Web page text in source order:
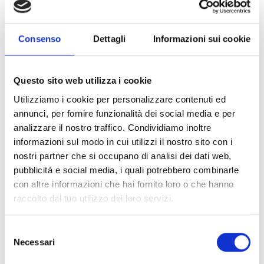
Consenso Dettagli Informazioni sui cookie
Questo sito web utilizza i cookie
Utilizziamo i cookie per personalizzare contenuti ed
annunci, per fornire funzionalità dei social media e per
analizzare il nostro traffico. Condividiamo inoltre
informazioni sul modo in cui utilizzi il nostro sito con i
nostri partner che si occupano di analisi dei dati web,
pubblicità e social media, i quali potrebbero combinarle
con altre informazioni che hai fornito loro o che hanno
raccolto dal tuo utilizzo dei loro servizi.
delNecessari